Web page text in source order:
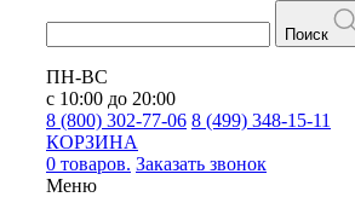
Поиск
ПН-ВС
с 10:00 до 20:00
8 (800) 302-77-06 8 (499) 348-15-11
КОРЗИНА
0 товаров. Заказать звонок
Меню